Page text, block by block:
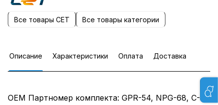
Все товары CET Все товары категории
Описание Характеристики Оплата Доставка
OEM Партномер комплекта: GPR-54, NPG-68, C-